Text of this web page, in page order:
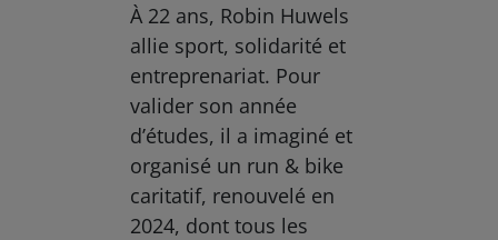
À 22 ans, Robin Huwels
allie sport, solidarité et
entreprenariat. Pour
valider son année
d’études, il a imaginé et
organisé un run & bike
caritatif, renouvelé en
2024, dont tous les